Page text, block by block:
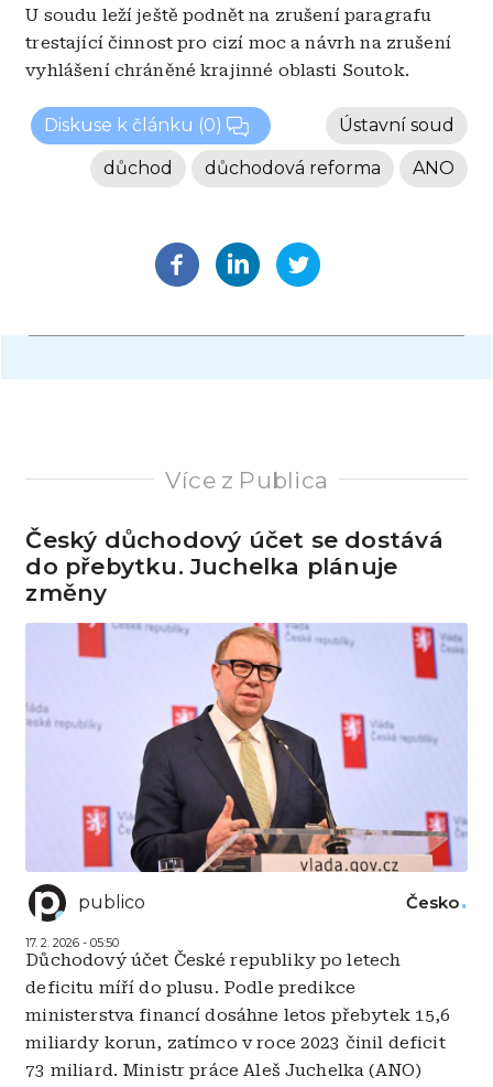
U soudu leží ještě podnět na zrušení paragrafu
trestající činnost pro cizí moc a návrh na zrušení
vyhlášení chráněné krajinné oblasti Soutok.
Diskuse k článku (0) Ústavní soud
ANO
důchodová reforma
důchod
Více z Publica
Český důchodový účet se dostává
do přebytku. Juchelka plánuje
změny
publico
17. 2. 2026 - 05:50
Česko
Důchodový účet České republiky po letech
deficitu míří do plusu. Podle predikce
ministerstva financí dosáhne letos přebytek 15,6
miliardy korun, zatímco v roce 2023 činil deficit
73 miliard. Ministr práce Aleš Juchelka (ANO)